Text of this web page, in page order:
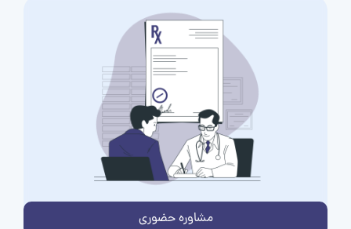
مشاوره حضوری